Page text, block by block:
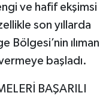
ve hafif ekşimsi
son yıllarda
Bölgesi’nin ılıman
başladı.
BAŞARILI